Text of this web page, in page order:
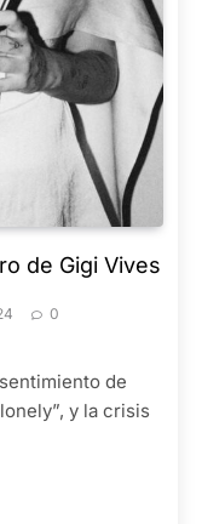
de Gigi Vives
0
de
y la crisis